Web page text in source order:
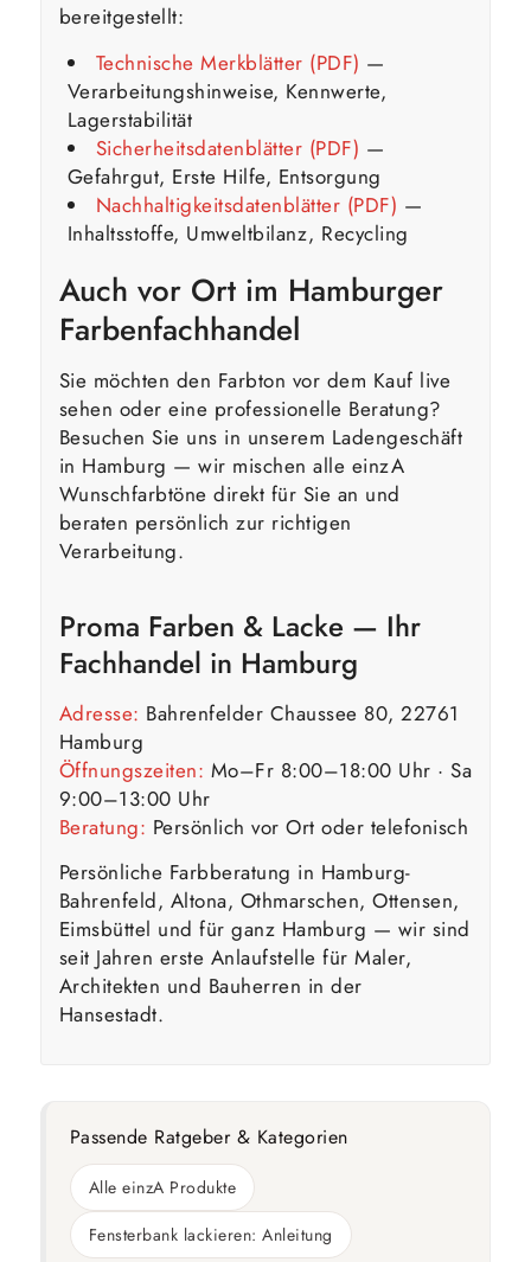
bereitgestellt:
Technische Merkblätter (PDF) —
Verarbeitungshinweise, Kennwerte,
Lagerstabilität
Sicherheitsdatenblätter (PDF) —
Gefahrgut, Erste Hilfe, Entsorgung
Nachhaltigkeitsdatenblätter (PDF) —
Inhaltsstoffe, Umweltbilanz, Recycling
Auch vor Ort im Hamburger
Farbenfachhandel
Sie möchten den Farbton vor dem Kauf live
sehen oder eine professionelle Beratung?
Besuchen Sie uns in unserem Ladengeschäft
in Hamburg — wir mischen alle einzA
Wunschfarbtöne direkt für Sie an und
beraten persönlich zur richtigen
Verarbeitung.
Proma Farben & Lacke — Ihr
Fachhandel in Hamburg
Adresse: Bahrenfelder Chaussee 80, 22761
Hamburg
Öffnungszeiten: Mo–Fr 8:00–18:00 Uhr · Sa
9:00–13:00 Uhr
Beratung: Persönlich vor Ort oder telefonisch
Persönliche Farbberatung in Hamburg-
Bahrenfeld, Altona, Othmarschen, Ottensen,
Eimsbüttel und für ganz Hamburg — wir sind
seit Jahren erste Anlaufstelle für Maler,
Architekten und Bauherren in der
Hansestadt.
Passende Ratgeber & Kategorien
Alle einzA Produkte
Fensterbank lackieren: Anleitung